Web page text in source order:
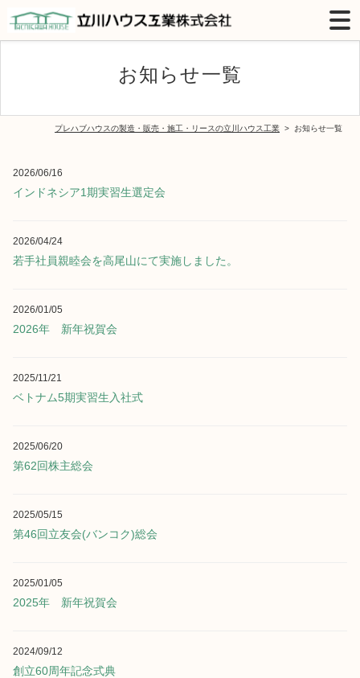
お知らせ一覧
プレハブハウスの製造・販売・施工・リースの立川ハウス工業 お知らせ一覧
2026/06/16
インドネシア1期実習生選定会
2026/04/24
若手社員親睦会を高尾山にて実施しました。
2026/01/05
2026年 新年祝賀会
2025/11/21
ベトナム5期実習生入社式
2025/06/20
第62回株主総会
2025/05/15
第46回立友会(バンコク)総会
2025/01/05
2025年 新年祝賀会
2024/09/12
創立60周年記念式典